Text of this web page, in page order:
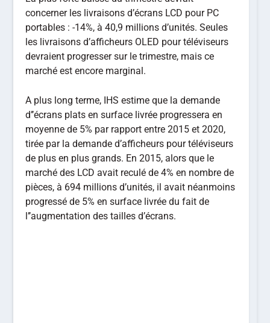
concerner les livraisons d’écrans LCD pour PC
portables : -14%, à 40,9 millions d’unités. Seules
les livraisons d’afficheurs OLED pour téléviseurs
devraient progresser sur le trimestre, mais ce
marché est encore marginal.
A plus long terme, IHS estime que la demande
d’’écrans plats en surface livrée progressera en
moyenne de 5% par rapport entre 2015 et 2020,
tirée par la demande d’afficheurs pour téléviseurs
de plus en plus grands. En 2015, alors que le
marché des LCD avait reculé de 4% en nombre de
pièces, à 694 millions d’unités, il avait néanmoins
progressé de 5% en surface livrée du fait de
l’’augmentation des tailles d’écrans.